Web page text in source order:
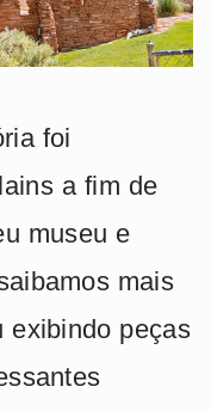
foi
a fim de
museu e
mais
exibindo peças